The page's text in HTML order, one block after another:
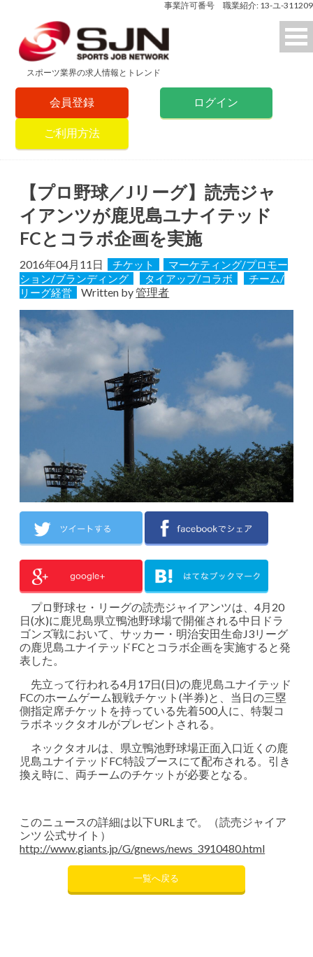
事業許可番号 職業紹介: 13-ユ-311209
スポーツ業界の求人情報とトレンド
会員登録 ログイン
ご利用方法
【プロ野球／Jリーグ】読売ジャ
イアンツが鹿児島ユナイテッド
FCとコラボ企画を実施
2016年04月11日 チケット
マーケティング/プロモー
ション/ブランディング
タイアップ/コラボ
チーム/
リーグ経営
Written by管理者
プロ野球セ・リーグの読売ジャイアンツは、4月20
日(水)に鹿児島県立鴨池野球場で開催される中日ドラ
ゴンズ戦において、サッカー・明治安田生命J3リーグ
の鹿児島ユナイテッドFCとコラボ企画を実施すると発
表した。
先立って行われる4月17日(日)の鹿児島ユナイテッド
FCのホームゲーム観戦チケット(半券)と、当日の三塁
側指定席チケットを持っている先着500人に、特製コ
ラボネックタオルがプレゼントされる。
ネックタオルは、県立鴨池野球場正面入口近くの鹿
児島ユナイテッドFC特設ブースにて配布される。引き
換え時に、両チームのチケットが必要となる。
このニュースの詳細は以下URLまで。（読売ジャイア
ンツ 公式サイト）
http://www.giants.jp/G/gnews/news_3910480.html
一覧へ戻る